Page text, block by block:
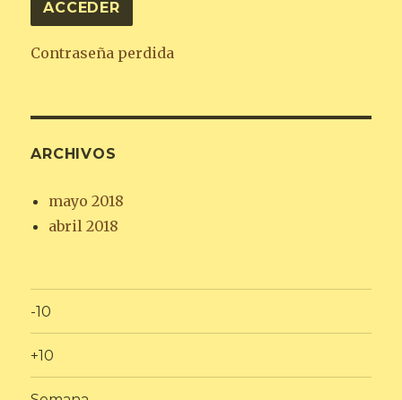
Contraseña perdida
ARCHIVOS
mayo 2018
abril 2018
-10
+10